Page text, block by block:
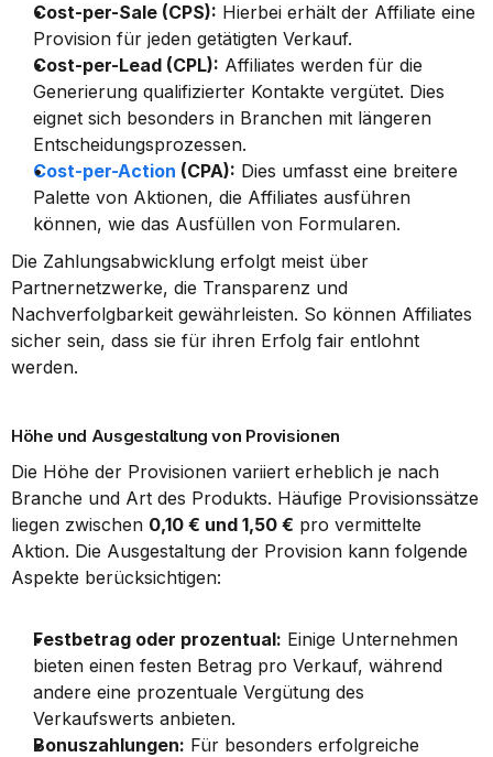
Cost-per-Sale (CPS): Hierbei erhält der Affiliate eine
Provision für jeden getätigten Verkauf.
Cost-per-Lead (CPL): Affiliates werden für die
Generierung qualifizierter Kontakte vergütet. Dies
eignet sich besonders in Branchen mit längeren
Entscheidungsprozessen.
Cost-per-Action (CPA): Dies umfasst eine breitere
Palette von Aktionen, die Affiliates ausführen
können, wie das Ausfüllen von Formularen.
Die Zahlungsabwicklung erfolgt meist über
Partnernetzwerke, die Transparenz und
Nachverfolgbarkeit gewährleisten. So können Affiliates
sicher sein, dass sie für ihren Erfolg fair entlohnt
werden.
Höhe und Ausgestaltung von Provisionen
Die Höhe der Provisionen variiert erheblich je nach
Branche und Art des Produkts. Häufige Provisionssätze
liegen zwischen 0,10 € und 1,50 € pro vermittelte
Aktion. Die Ausgestaltung der Provision kann folgende
Aspekte berücksichtigen:
Festbetrag oder prozentual: Einige Unternehmen
bieten einen festen Betrag pro Verkauf, während
andere eine prozentuale Vergütung des
Verkaufswerts anbieten.
Bonuszahlungen: Für besonders erfolgreiche